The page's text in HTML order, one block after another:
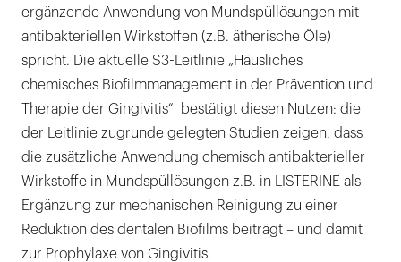
ergänzende Anwendung von Mundspüllösungen mit
antibakteriellen Wirkstoffen (z.B. ätherische Öle)
spricht. Die aktuelle S3-Leitlinie „Häusliches
chemisches Biofilmmanagement in der Prävention und
Therapie der Gingivitis“ bestätigt diesen Nutzen: die
der Leitlinie zugrunde gelegten Studien zeigen, dass
die zusätzliche Anwendung chemisch antibakterieller
Wirkstoffe in Mundspüllösungen z.B. in LISTERINE als
Ergänzung zur mechanischen Reinigung zu einer
Reduktion des dentalen Biofilms beiträgt – und damit
zur Prophylaxe von Gingivitis.